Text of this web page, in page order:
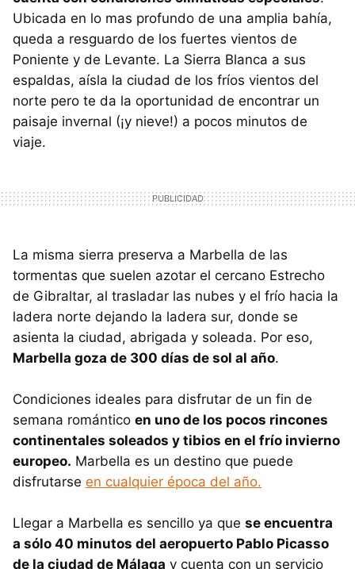
Ubicada en lo mas profundo de una amplia bahía,
queda a resguardo de los fuertes vientos de
Poniente y de Levante. La Sierra Blanca a sus
espaldas, aísla la ciudad de los fríos vientos del
norte pero te da la oportunidad de encontrar un
paisaje invernal (¡y nieve!) a pocos minutos de
viaje.
La misma sierra preserva a Marbella de las
tormentas que suelen azotar el cercano Estrecho
de Gibraltar, al trasladar las nubes y el frío hacia la
ladera norte dejando la ladera sur, donde se
asienta la ciudad, abrigada y soleada. Por eso,
Marbella goza de 300 días de sol al año.
Condiciones ideales para disfrutar de un fin de
semana romántico en uno de los pocos rincones
continentales soleados y tibios en el frío invierno
europeo. Marbella es un destino que puede
disfrutarse en cualquier época del año.
Llegar a Marbella es sencillo ya que se encuentra
a sólo 40 minutos del aeropuerto Pablo Picasso
de la ciudad de Málaga y cuenta con un servicio